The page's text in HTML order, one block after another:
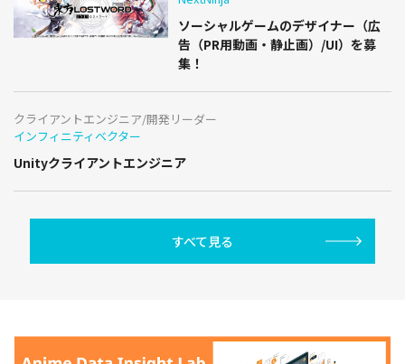
ソーシャルゲームのデザイナー（広
告（PR用動画・静止画）/UI）を募
集！
クライアントエンジニア/開発リーダー
インフィニティベクター
Unityクライアントエンジニア
すべて見る